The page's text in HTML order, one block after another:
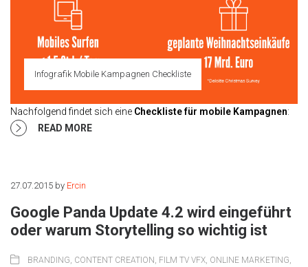
Infografik Mobile Kampagnen Checkliste
Nachfolgend findet sich eine Checkliste für mobile Kampagnen:
READ MORE
27.07.2015 by Ercin
Google Panda Update 4.2 wird eingeführt
oder warum Storytelling so wichtig ist
BRANDING, CONTENT CREATION , FILM TV VFX, ONLINE MARKETING,